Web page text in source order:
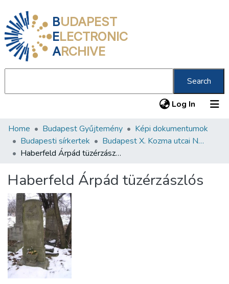
BUDAPEST
ELECTRONIC
ARCHIVE
Search
Log In (current)
Communities & Collections
All of DSpace
About us
Home Budapest Gyűjtemény
Képi dokumentumok
Budapesti sírkertek
Budapest X. Kozma utcai Neológ Zsidó Temető
Haberfeld Árpád tüzérzászlós
Haberfeld Árpád tüzérzászlós